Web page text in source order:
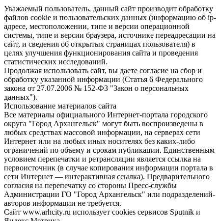
Уважаемый пользователь, данный сайт производит обработку
файлов cookie и пользовательских данных (информацию об ip-
адресе, местоположении, типе и версии операционной
системы, типе и версии браузера, источнике переадресации на
сайт, и сведения об открытых страницах пользователя) в
целях улучшения функционирования сайта и проведения
статистических исследований.
Продолжая использовать сайт, вы даете согласие на сбор и
обработку указанной информации (Статья 6 Федерального
закона от 27.07.2006 № 152-ФЗ "Закон о персональных
данных").
Использование материалов сайта
Все материалы официального Интернет-портала городского
округа "Город Архангельск" могут быть воспроизведены в
любых средствах массовой информации, на серверах сети
Интернет или на любых иных носителях без каких-либо
ограничений по объему и срокам публикации. Единственным
условием перепечатки и ретрансляции является ссылка на
первоисточник (в случае копирования информации портала в
сети Интернет — интерактивная ссылка). Предварительного
согласия на перепечатку со стороны Пресс-службы
Администрации ГО "Город Архангельск" или подразделений-
авторов информации не требуется.
Сайт www.arhcity.ru использует cookies сервисов Sputnik и